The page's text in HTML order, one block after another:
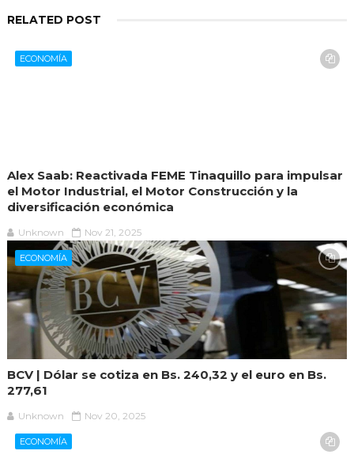
RELATED POST
ECONOMÍA
Alex Saab: Reactivada FEME Tinaquillo para impulsar
el Motor Industrial, el Motor Construcción y la
diversificación económica
Unknown Nov 21, 2025
ECONOMÍA
BCV | Dólar se cotiza en Bs. 240,32 y el euro en Bs.
277,61
Unknown Nov 20, 2025
ECONOMÍA